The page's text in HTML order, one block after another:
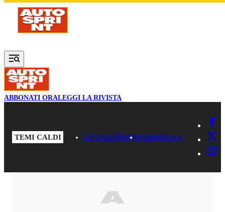
Vai al contenuto principale
ABBONATI ORALEGGI LA RIVISTA
TEMI CALDI GP UNGHERIAFORMULA 1